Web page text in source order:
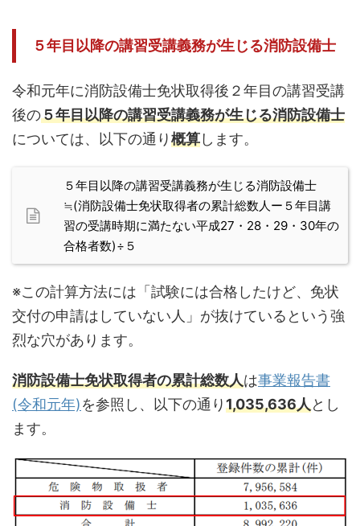
５年目以降の講習受講義務が生じる消防設備士
令和元年に消防設備士免状取得後２年目の講習受講
後の５年目以降の講習受講義務が生じる消防設備士
については、以下の通り概算します。
５年目以降の講習受講義務が生じる消防設備士
≒(消防設備士免状取得者の累計総数人ー５年目講
習の受講時期に満たない平成27・28・29・30年の
合格者数)÷５
※この計算方法には「試験には合格したけど、免状
交付の申請はしていない人」が抜けているという強
烈な穴があります。
消防設備士免状取得者の累計総数人は事業報告書
(令和元年)を参照し、以下の通り1,035,636人とし
ます。